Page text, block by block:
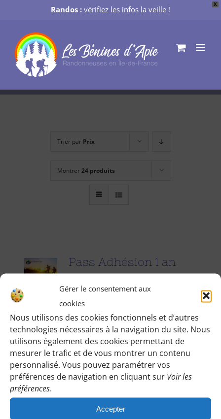
X
Randos : vérifiez les infos la veille !
Gérer le consentement aux
cookies
Nous utilisons des cookies fonctionnels et d’autres
technologies nécessaires à la navigation du site. Nous
utilisons également des cookies permettant de
mesurer le trafic et de vous montrer un contenu
personnalisé. Vous pouvez paramétrer vos
préférences de navigation en cliquant sur Voir les
préférences.
Accepter
contenu
Trier par Prix
Montrer24 produits
Pass Adhésion 1 an
25.00€ pour 1 an
Accédez à toutes les informations
pratiques de nos excursions du
dimanche et des jours fériés (Point de
rendez-vous, horaires, conseils etc.), et
participez à nos activités telles que des
Pour adhérer et faire vivre notre